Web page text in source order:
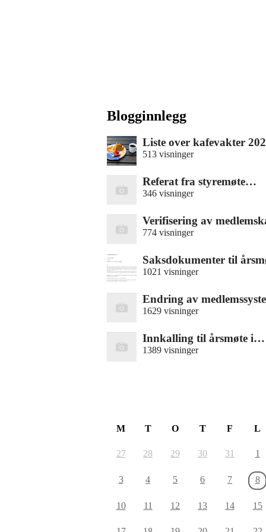
Blogginnlegg
Liste over kafevakter
513 visninger
Referat fra styremøte…
346 visninger
Verifisering av
774 visninger
Saksdokumenter til
1021 visninger
Endring av
1629 visninger
Innkalling til årsmøte i…
1389 visninger
M T O T F L
27 28 29 30 31 1
3 4 5 6 7 8
10 11 12 13 14 15